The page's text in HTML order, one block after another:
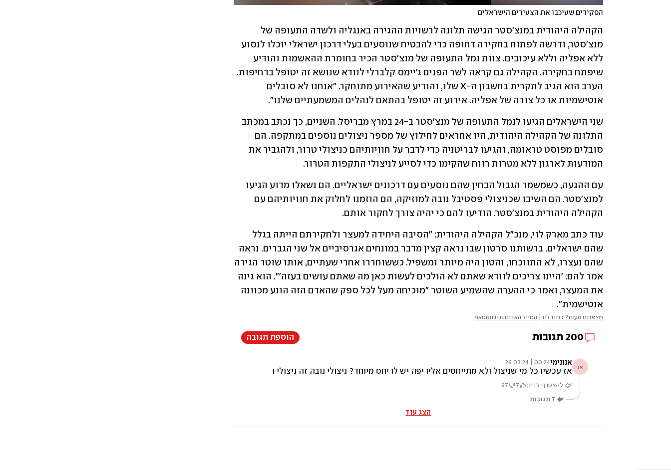
הפקידים שעיכבו את הצעירים הישראלים
אנטישמיות או כל צורה של אפליה. אירוע זה יטופל בהתאם לנהלים המשמעתיים שלנו".
המודעות לארגון ללא מטרות רווח שהקימו כדי לסייע לניצולי התקפות הטרור.
הקהילה היהודית במנצ'סטר. הודיעו להם כי יהיה צורך לחקור אותם.
אנטישמית".
מצאתם טעות? כתבו לנו | המייל האדום גם בווטסאפ
200 תגובות הוספת תגובה
אנ אנונימי00:24 | 26.03.24
אז עכשיו כל מי שניצול ולא מתייחסים אליו יפה יש לו יחס מיוחד? ניצולי נובה זה ניצולי השואה החדשים? הדור הבא?
להצטרף לדיון 7
67
7 תגובות
הצג עוד